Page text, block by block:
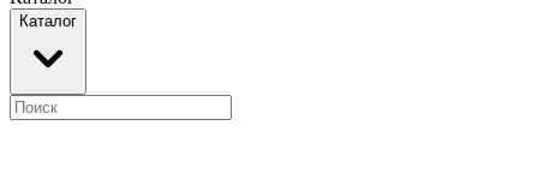
Каталог